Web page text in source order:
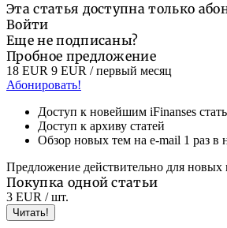
Эта статья доступна только
Войти
Еще не подписаны?
Пробное предложение
18 EUR 9 EUR / первый месяц
Абонировать!
Доступ к новейшим iFinanses
Доступ к архиву статей
Обзор новых тем на e-mail 1 раз в
Предложение действительно для новых
Покупка одной статьи
3 EUR / шт.
Читать!